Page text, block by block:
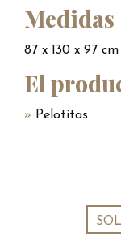
Medidas
87 x 130 x 97 cm
El
Pelotitas